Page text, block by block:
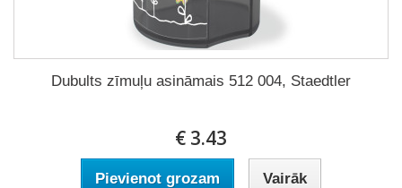
Dubults zīmuļu asināmais 512 004, Staedtler
€ 3.43
Pievienot grozam Vairāk